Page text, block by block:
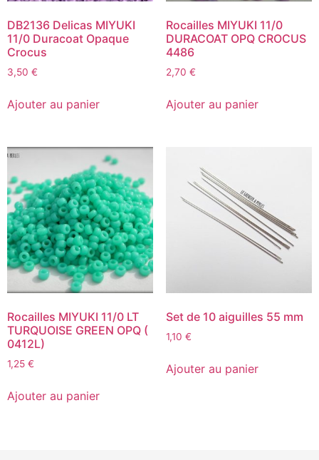
DB2136 Delicas MIYUKI
11/0 Duracoat Opaque
Crocus
3,50 €
Ajouter au panier
Rocailles MIYUKI 11/0
DURACOAT OPQ CROCUS
4486
2,70 €
Ajouter au panier
Rocailles MIYUKI 11/0 LT
TURQUOISE GREEN OPQ (
0412L)
1,25 €
Ajouter au panier
Set de 10 aiguilles 55 mm
1,10 €
Ajouter au panier